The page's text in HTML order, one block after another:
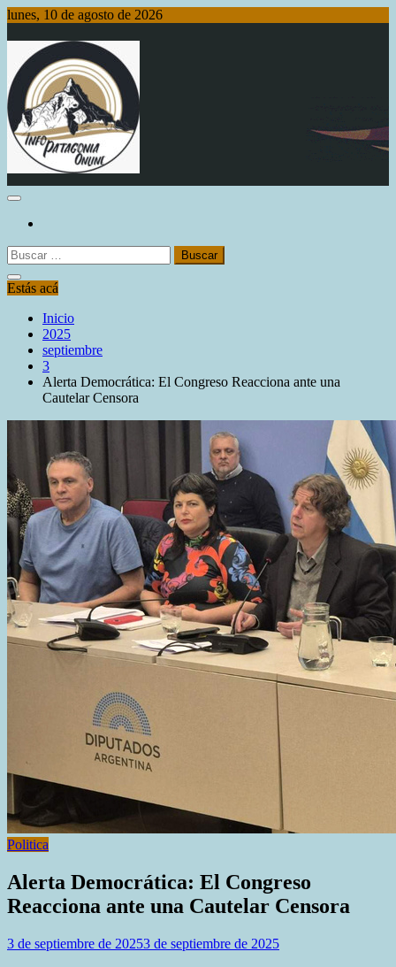
Saltar
contenido
lunes, 10 de agosto de 2026
Info Patagonia Online
Buscar:
Estás acá
Inicio
2025
septiembre
3
Alerta Democrática: El Congreso Reacciona ante una
Cautelar Censora
Politica
Alerta Democrática: El Congreso
Reacciona ante una Cautelar Censora
3 de septiembre de 20253 de septiembre de 2025